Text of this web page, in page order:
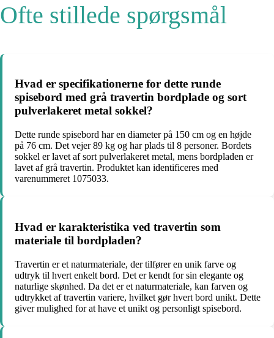
Ofte stillede spørgsmål
Hvad er specifikationerne for dette runde
spisebord med grå travertin bordplade og sort
pulverlakeret metal sokkel?
Dette runde spisebord har en diameter på 150 cm og en højde
på 76 cm. Det vejer 89 kg og har plads til 8 personer. Bordets
sokkel er lavet af sort pulverlakeret metal, mens bordpladen er
lavet af grå travertin. Produktet kan identificeres med
varenummeret 1075033.
Hvad er karakteristika ved travertin som
materiale til bordpladen?
Travertin er et naturmateriale, der tilfører en unik farve og
udtryk til hvert enkelt bord. Det er kendt for sin elegante og
naturlige skønhed. Da det er et naturmateriale, kan farven og
udtrykket af travertin variere, hvilket gør hvert bord unikt. Dette
giver mulighed for at have et unikt og personligt spisebord.